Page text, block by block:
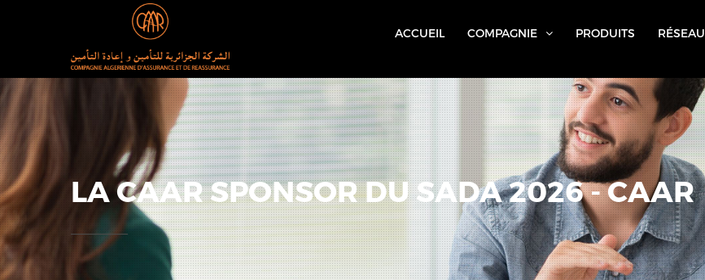
ACCUEIL
COMPAGNIE PRODUITS RÉSEAU
LA CAAR SPONSOR DU SADA 2026 - CAAR